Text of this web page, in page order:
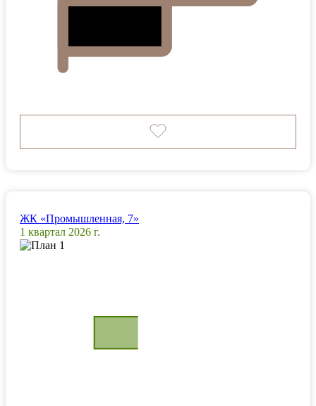
ЖК «Промышленная, 7»
1 квартал 2026 г.